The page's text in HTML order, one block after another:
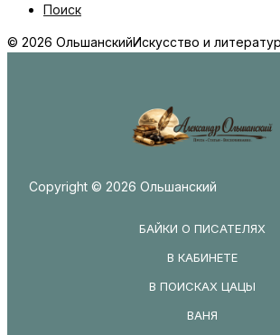
Поиск
© 2026 ОльшанскийИскусство и
Copyright © 2026 Ольшанский
БАЙКИ О ПИСАТЕЛЯХ
В КАБИНЕТЕ
В ПОИСКАХ ЦАЦЫ
ВАНЯ